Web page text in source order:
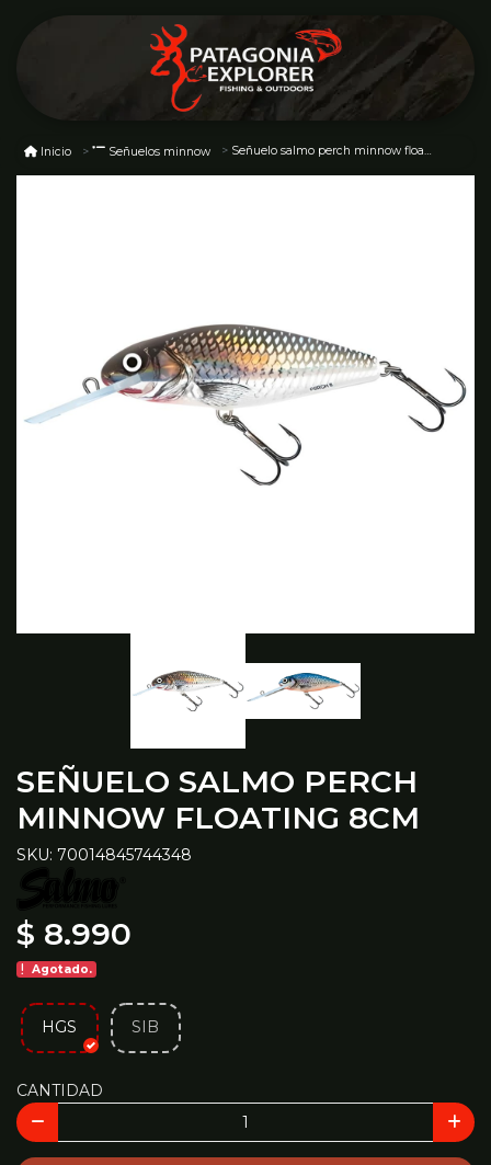
Inicio Señuelos minnow Señuelo salmo perch minnow floating 8cm
SEÑUELO SALMO PERCH
MINNOW FLOATING 8CM
SKU: 70014845744348
$ 8.990
Agotado.
HGS SIB
CANTIDAD